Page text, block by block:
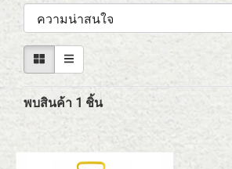
พบสินค้า 1 ชิ้น